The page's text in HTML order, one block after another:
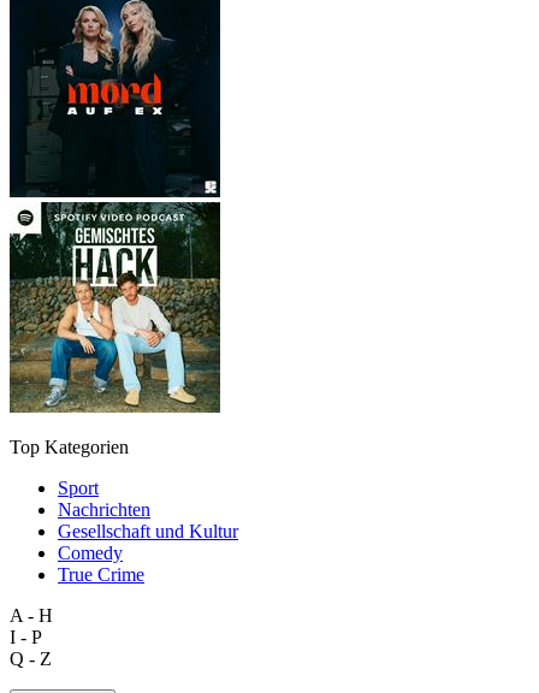
Top Kategorien
Sport
Nachrichten
Gesellschaft und Kultur
Comedy
True Crime
A - H
I - P
Q - Z